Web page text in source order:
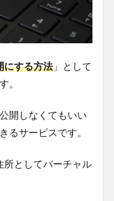
にする方法 」として
。
開しなくてもいい
るサービスです。
所としてバーチャル